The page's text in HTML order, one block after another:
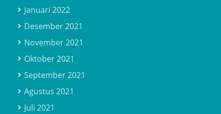
Januari 2022
Desember 2021
November 2021
Oktober 2021
September 2021
Agustus 2021
Juli 2021